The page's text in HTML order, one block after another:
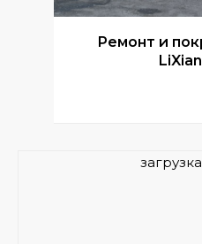
Ремонт и